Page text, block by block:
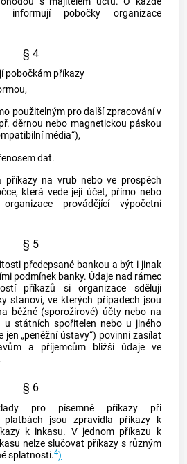
informují pobočky organizace
§ 4
pobočkám příkazy
použitelným pro další zpracování v
děrnou nebo magnetickou páskou
média“),
dat.
příkazy na vrub nebo ve prospěch
která vede její účet, přímo nebo
organizace provádějící výpočetní
§ 5
předepsané bankou a být i jinak
podmínek banky. Údaje nad rámec
příkazů si organizace sdělují
stanoví, ve kterých případech jsou
běžné (sporožirové) účty nebo na
u státních spořitelen nebo u jiného
jen „peněžní ústavy“) povinni zasílat
a příjemcům bližší údaje ve
§ 6
pro písemné příkazy při
platbách jsou zpravidla příkazy k
k inkasu. V jednom příkazu k
nelze slučovat příkazy s různým
splatnosti.4)